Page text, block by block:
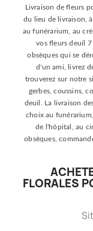
Livraison de fleurs
du lieu de livraison,
au funérarium, au
vos fleurs deuil 7
obsèques qui se
d'un ami, livrez
trouverez sur notre
gerbes, coussins,
deuil. La livraison
choix au
de l'hôpital, au
obsèques,
FLORALES